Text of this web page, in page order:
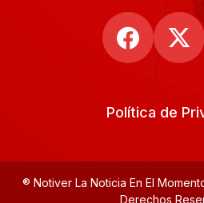
Política de
® Notiver La Noticia En El
Derechos